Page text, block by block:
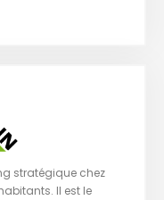
stratégique chez
Il est le